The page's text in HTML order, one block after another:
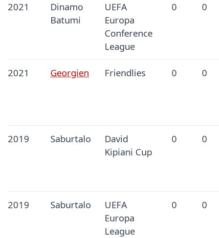
2021
Dinamo
Batumi
UEFA
Europa
Conference
League
0 0
2021 Georgien Friendlies 0 0
2019 Saburtalo
David
Kipiani Cup
0 0
2019 Saburtalo
UEFA
Europa
League
0 0